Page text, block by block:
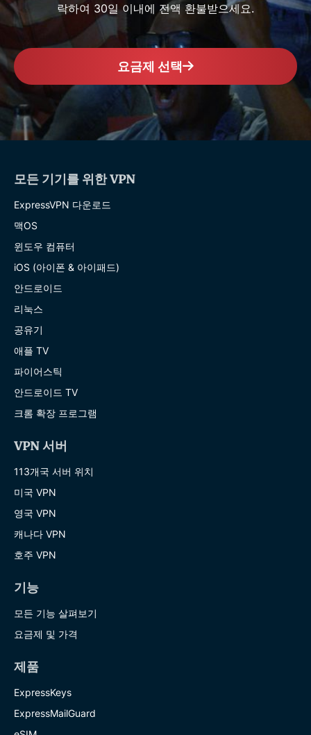
락하여 30일 이내에 전액 환불받으세요.
요금제 선택
모든 기기를 위한 VPN
ExpressVPN 다운로드
맥OS
윈도우 컴퓨터
iOS (아이폰 & 아이패드)
안드로이드
리눅스
공유기
애플 TV
파이어스틱
안드로이드 TV
크롬 확장 프로그램
VPN 서버
113개국 서버 위치
미국 VPN
영국 VPN
캐나다 VPN
호주 VPN
기능
모든 기능 살펴보기
요금제 및 가격
제품
ExpressKeys
ExpressMailGuard